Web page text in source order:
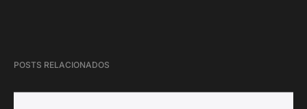
POSTS RELACIONADOS